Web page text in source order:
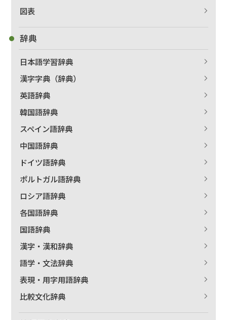
図表
辞典
日本語学習辞典
漢字字典（辞典）
英語辞典
韓国語辞典
スペイン語辞典
中国語辞典
ドイツ語辞典
ポルトガル語辞典
ロシア語辞典
各国語辞典
国語辞典
漢字・漢和辞典
語学・文法辞典
表現・用字用語辞典
比較文化辞典